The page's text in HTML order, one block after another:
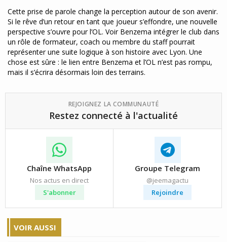
Cette prise de parole change la perception autour de son avenir.
Si le rêve d’un retour en tant que joueur s’effondre, une nouvelle
perspective s’ouvre pour l’OL. Voir Benzema intégrer le club dans
un rôle de formateur, coach ou membre du staff pourrait
représenter une suite logique à son histoire avec Lyon. Une
chose est sûre : le lien entre Benzema et l’OL n’est pas rompu,
mais il s’écrira désormais loin des terrains.
REJOIGNEZ LA COMMUNAUTÉ
Restez connecté à l'actualité
Chaîne WhatsApp
Nos actus en direct
S'abonner
Groupe Telegram
@jeemagactu
Rejoindre
VOIR AUSSI